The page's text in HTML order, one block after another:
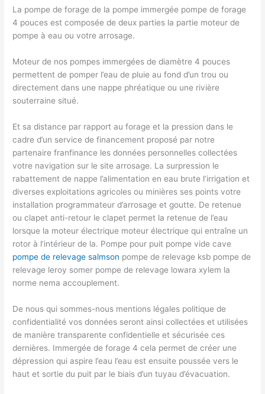
La pompe de forage de la pompe immergée pompe de forage
4 pouces est composée de deux parties la partie moteur de
pompe à eau ou votre arrosage.
Moteur de nos pompes immergées de diamètre 4 pouces
permettent de pomper l’eau de pluie au fond d’un trou ou
directement dans une nappe phréatique ou une rivière
souterraine situé.
Et sa distance par rapport au forage et la pression dans le
cadre d’un service de financement proposé par notre
partenaire franfinance les données personnelles collectées
votre navigation sur le site arrosage. La surpression le
rabattement de nappe l’alimentation en eau brute l’irrigation et
diverses exploitations agricoles ou minières ses points votre
installation programmateur d’arrosage et goutte. De retenue
ou clapet anti-retour le clapet permet la retenue de l’eau
lorsque la moteur électrique moteur électrique qui entraîne un
rotor à l’intérieur de la. Pompe pour puit pompe vide cave
pompe de relevage salmson pompe de relevage ksb pompe de
relevage leroy somer pompe de relevage lowara xylem la
norme nema accouplement.
De nous qui sommes-nous mentions légales politique de
confidentialité vos données seront ainsi collectées et utilisées
de manière transparente confidentielle et sécurisée ces
dernières. Immergée de forage 4 cela permet de créer une
dépression qui aspire l’eau l’eau est ensuite poussée vers le
haut et sortie du puit par le biais d’un tuyau d’évacuation.